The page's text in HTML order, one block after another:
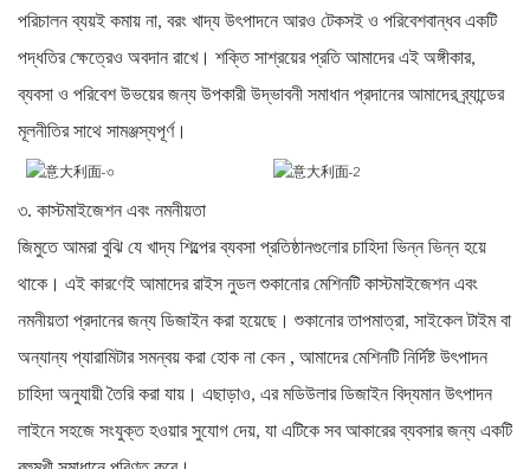
পরিচালন ব্যয়ই কমায় না, বরং খাদ্য উৎপাদনে আরও টেকসই ও পরিবেশবান্ধব একটি
পদ্ধতির ক্ষেত্রেও অবদান রাখে। শক্তি সাশ্রয়ের প্রতি আমাদের এই অঙ্গীকার,
ব্যবসা ও পরিবেশ উভয়ের জন্য উপকারী উদ্ভাবনী সমাধান প্রদানের আমাদের ব্র্যান্ডের
মূলনীতির সাথে সামঞ্জস্যপূর্ণ।
৩. কাস্টমাইজেশন এবং নমনীয়তা
জিমুতে আমরা বুঝি যে খাদ্য শিল্পের ব্যবসা প্রতিষ্ঠানগুলোর চাহিদা ভিন্ন ভিন্ন হয়ে
থাকে। এই কারণেই আমাদের রাইস নুডল শুকানোর মেশিনটি কাস্টমাইজেশন এবং
নমনীয়তা প্রদানের জন্য ডিজাইন করা হয়েছে। শুকানোর তাপমাত্রা, সাইকেল টাইম বা
অন্যান্য প্যারামিটার সমন্বয় করা হোক না কেন , আমাদের মেশিনটি নির্দিষ্ট উৎপাদন
চাহিদা অনুযায়ী তৈরি করা যায়। এছাড়াও, এর মডিউলার ডিজাইন বিদ্যমান উৎপাদন
লাইনে সহজে সংযুক্ত হওয়ার সুযোগ দেয়, যা এটিকে সব আকারের ব্যবসার জন্য একটি